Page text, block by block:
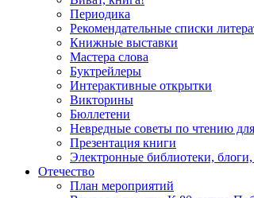
Периодика
Рекомендательные списки
Книжные выставки
Мастера слова
Буктрейлеры
Интерактивные открытки
Викторины
Бюллетени
Невредные советы по чтению
Презентация книги
Электронные библиотеки, блоги,
Отечество
План мероприятий